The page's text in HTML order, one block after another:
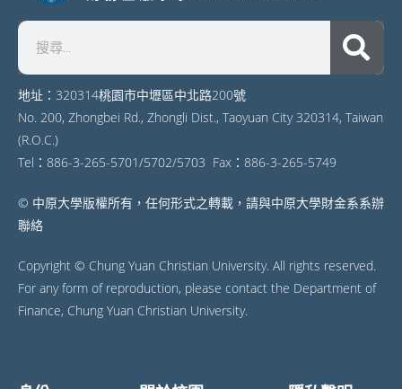
地址：320314桃園市中壢區中北路200號
No. 200, Zhongbei Rd., Zhongli Dist., Taoyuan City 320314, Taiwan
(R.O.C.)
Tel：886-3-265-5701/5702/5703 Fax：886-3-265-5749
© 中原大學版權所有，任何形式之轉載，請與中原大學財金系系辦
聯絡
Copyright © Chung Yuan Christian University. All rights reserved.
For any form of reproduction, please contact the Department of
Finance, Chung Yuan Christian University.